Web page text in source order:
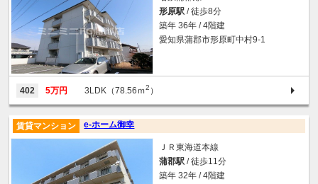
形原駅 / 徒歩8分
築年 36年 / 4階建
愛知県蒲郡市形原町中村9-1
402 5万円 3LDK（78.56ｍ2 ）
e-ホーム御幸
賃貸マンション
ＪＲ東海道本線
蒲郡駅 / 徒歩11分
築年 32年 / 4階建